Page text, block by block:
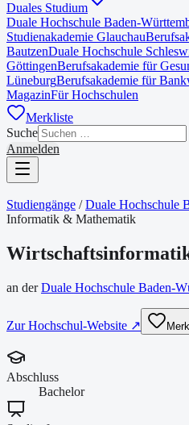
Duales Studium
Duale Hochschule Baden-
Studienakademie Glauchau
BautzenDuale Hochschule
GöttingenBerufsakademie für
LüneburgBerufsakademie für
MagazinFür Hochschulen
Merkliste
Suche
Anmelden
Studiengänge / Duale Hochschule
Informatik & Mathematik
an derDuale Hochschule Baden-
Zur Hochschul-Website ↗
Abschluss
Bachelor